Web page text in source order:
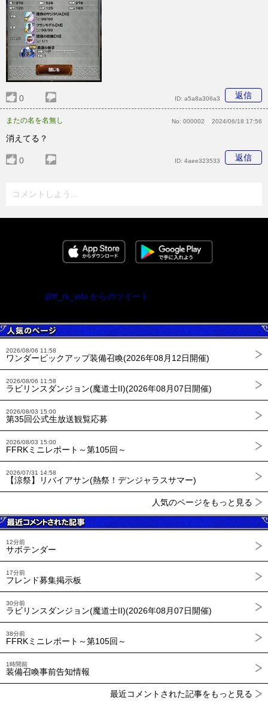
0 返信
ID: a5a8a306a3
またの名を名無し No: 000002 2024/06/18 17:56
消えてる？
0 返信
ID: 4aee323533
コメントしよう...
@ff_rk_info からのツイート
2026/08/06 11:58
ワンダーピックアップ装備召喚(2026年08月12日開催)
2026/08/06 11:58
ラビリンスダンジョン(魔道士II)(2026年08月07日開催)
2026/08/03 15:00
第35回公式生放送観覧応募
2026/08/03 15:00
FFRKミニレポート～第105回～
2026/07/31 14:58
【涼祭】リバイアサン(熱祭！デンジャラスサマー)
人気のページをもっと見る
12分前
サボテンダー
17分前
フレンド募集掲示板
30分前
ラビリンスダンジョン(魔道士II)(2026年08月07日開催)
38分前
FFRKミニレポート～第105回～
1時間前
装備召喚事前告知情報
最近コメントされた記事をもっと見る